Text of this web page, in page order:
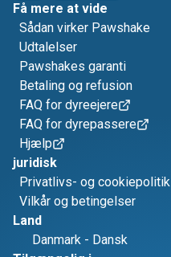
Få mere at vide
Sådan virker Pawshake
Udtalelser
Pawshakes garanti
Betaling og refusion
FAQ for dyreejere
FAQ for dyrepassere
Hjælp
juridisk
Privatlivs- og cookiepolitik
Vilkår og betingelser
Land
Danmark - Dansk